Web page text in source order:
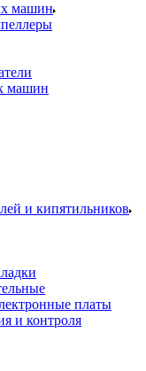
машин
машин
и кипятильников
платы
и контроля